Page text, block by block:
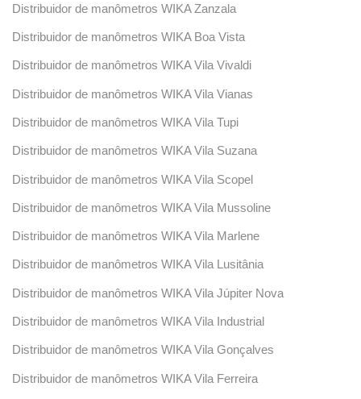
Distribuidor de manômetros WIKA Zanzala
Distribuidor de manômetros WIKA Boa Vista
Distribuidor de manômetros WIKA Vila Vivaldi
Distribuidor de manômetros WIKA Vila Vianas
Distribuidor de manômetros WIKA Vila Tupi
Distribuidor de manômetros WIKA Vila Suzana
Distribuidor de manômetros WIKA Vila Scopel
Distribuidor de manômetros WIKA Vila Mussoline
Distribuidor de manômetros WIKA Vila Marlene
Distribuidor de manômetros WIKA Vila Lusitânia
Distribuidor de manômetros WIKA Vila Júpiter Nova
Distribuidor de manômetros WIKA Vila Industrial
Distribuidor de manômetros WIKA Vila Gonçalves
Distribuidor de manômetros WIKA Vila Ferreira